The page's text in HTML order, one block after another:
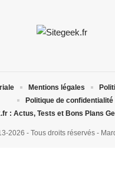
2026 - Tous droits réservés -
Mentions légales
Politique de confidentialité
: Actus, Tests et Bons Plans